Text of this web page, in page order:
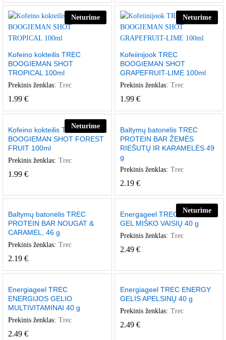
Neturime
Kofeino kokteilis TREC
BOOGIEMAN SHOT
TROPICAL 100ml
Prekinis ženklas: Trec
1.99 €
Neturime
Kofeiinijook TREC
BOOGIEMAN SHOT
GRAPEFRUIT-LIME 100ml
Prekinis ženklas: Trec
1.99 €
Neturime
Kofeino kokteilis TREC
BOOGIEMAN SHOT FOREST
FRUIT 100ml
Prekinis ženklas: Trec
1.99 €
Baltymų batonėlis TREC
PROTEIN BAR ŽEMĖS
RIEŠUTŲ IR KARAMELĖS 49
g
Prekinis ženklas: Trec
2.19 €
Baltymų batonėlis TREC
PROTEIN BAR NOUGAT &
CARAMEL, 46 g
Prekinis ženklas: Trec
2.19 €
Neturime
Energageel TREC ENERGY
GEL MIŠKO VAISIŲ 40 g
Prekinis ženklas: Trec
2.49 €
Energiageel TREC
ENERGIJOS GELIO
MULTIVITAMINAI 40 g
Prekinis ženklas: Trec
2.49 €
Energiageel TREC ENERGY
GELIS APELSINŲ 40 g
Prekinis ženklas: Trec
2.49 €